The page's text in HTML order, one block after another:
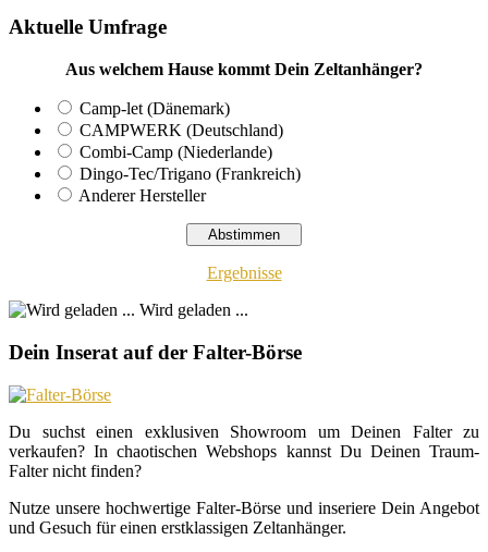
Aktuelle Umfrage
Aus welchem Hause kommt Dein Zeltanhänger?
Camp-let (Dänemark)
CAMPWERK (Deutschland)
Combi-Camp (Niederlande)
Dingo-Tec/Trigano (Frankreich)
Anderer Hersteller
Ergebnisse
Wird geladen ...
Dein Inserat auf der Falter-Börse
Du suchst einen exklusiven Showroom um Deinen Falter zu
verkaufen? In chaotischen Webshops kannst Du Deinen Traum-
Falter nicht finden?
Nutze unsere hochwertige Falter-Börse und inseriere Dein Angebot
und Gesuch für einen erstklassigen Zeltanhänger.